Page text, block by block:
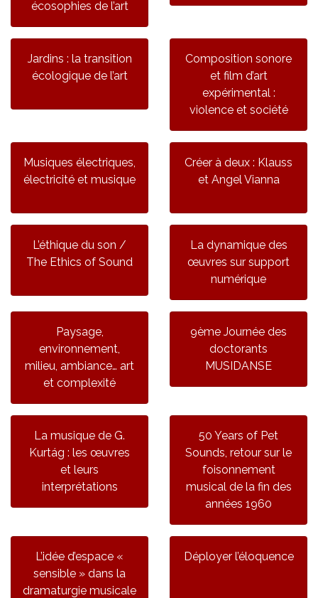
écosophies de l’art
Jardins : la transition
écologique de l’art
Composition sonore
et film d’art
expérimental :
violence et société
Musiques électriques,
électricité et musique
Créer à deux : Klauss
et Angel Vianna
L’éthique du son /
The Ethics of Sound
La dynamique des
œuvres sur support
numérique
Paysage,
environnement,
milieu, ambiance… art
et complexité
9ème Journée des
doctorants
MUSIDANSE
La musique de G.
Kurtág : les œuvres
et leurs
interprétations
50 Years of Pet
Sounds, retour sur le
foisonnement
musical de la fin des
années 1960
L’idée d’espace «
sensible » dans la
dramaturgie musicale
Déployer l’éloquence